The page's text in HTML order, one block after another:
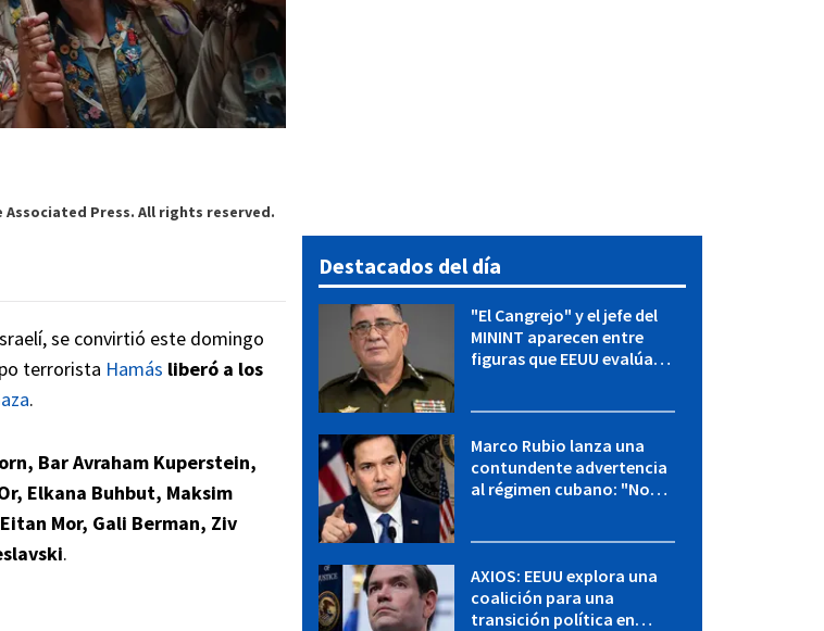
Associated Press. All rights reserved.
se convirtió este domingo
terrorista Hamás liberó a los
.
Bar Avraham Kuperstein,
Elkana Buhbut, Maksim
Mor, Gali Berman, Ziv
.
Destacados del día
"El Cangrejo" y el jefe del
MININT aparecen entre
figuras que EEUU evalúa
Marco Rubio lanza una
contundente advertencia
al régimen cubano: "No
AXIOS: EEUU explora una
coalición para una
transición política en